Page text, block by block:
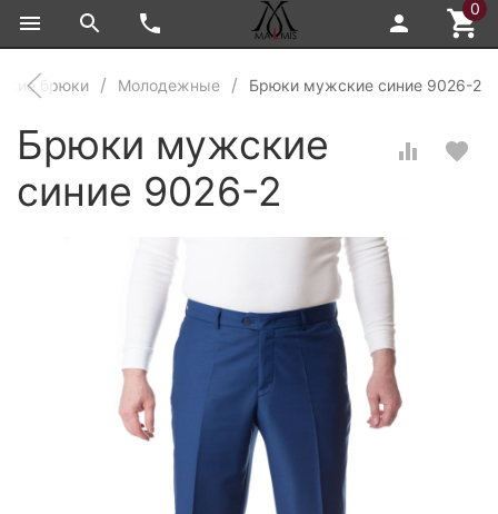
0
брюки Молодежные Брюки мужские синие 9026-2
Брюки мужские
синие 9026-2